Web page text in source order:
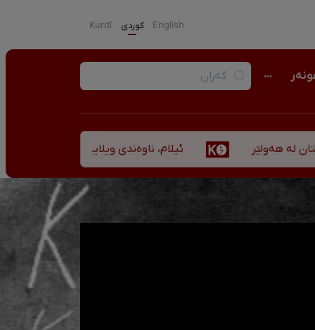
English كوردی Kurdî
ئیلام، ناوەندی ویلایەتی کوردستان لە